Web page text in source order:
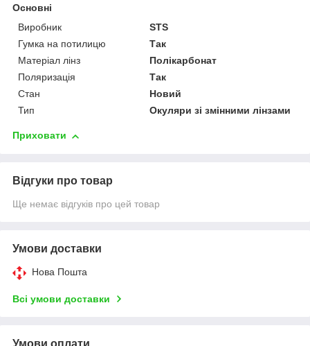
Основні
Виробник
STS
Гумка на потилицю
Так
Матеріал лінз
Полікарбонат
Поляризація
Так
Стан
Новий
Тип
Окуляри зі змінними лінзами
Приховати
Відгуки про товар
Ще немає відгуків про цей товар
Умови доставки
Нова Пошта
Всі умови доставки